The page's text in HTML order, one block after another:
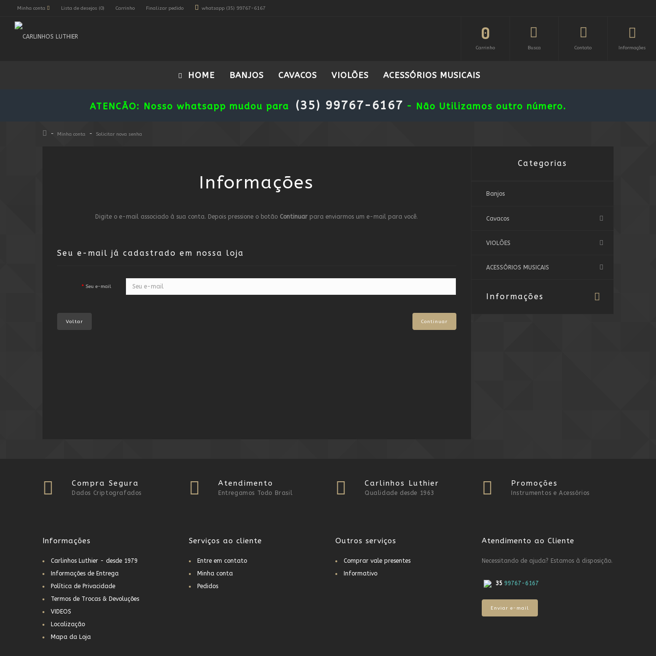
Minha conta Lista de desejos (0) Carrinho Finalizar pedido whatsapp (35) 99767-6167
Informações
Contato
Busca
0
Carrinho
HOME BANJOS CAVACOS VIOLÕES ACESSÓRIOS MUSICAIS
ATENCÃO: Nosso whatsapp mudou para (35) 99767-6167 - Não Utilizamos outro número.
Minha conta Solicitar nova senha
Informações
Digite o e-mail associado à sua conta. Depois pressione o botão Continuar para enviarmos um e-mail para você.
Seu e-mail já cadastrado em nossa loja
Seu e-mail
Voltar
Categorias
Banjos
Cavacos
VIOLÕES
ACESSÓRIOS MUSICAIS
Informações
Compra Segura
Dados Criptografados
Atendimento
Entregamos Todo Brasil
Carlinhos Luthier
Qualidade desde 1963
Promoções
Instrumentos e Acessórios
Informações
Carlinhos Luthier - desde 1979
Informações de Entrega
Política de Privacidade
Termos de Trocas & Devoluções
VIDEOS
Localização
Mapa da Loja
Serviços ao cliente
Entre em contato
Minha conta
Pedidos
Outros serviços
Comprar vale presentes
Informativo
Atendimento ao Cliente
Necessitando de ajuda? Estamos à disposição.
35 99767-6167
Enviar e-mail